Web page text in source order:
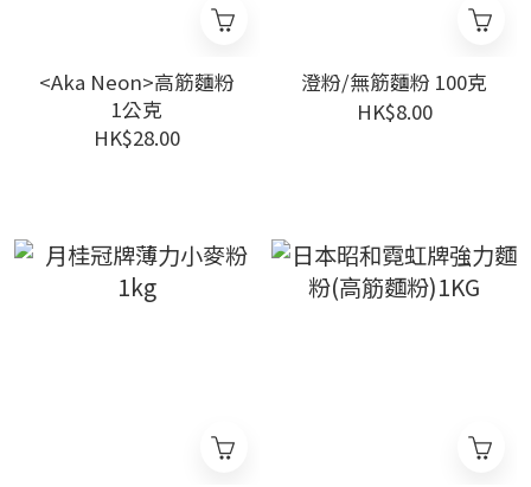
<Aka Neon>高筋麵粉
1公克
HK$28.00
澄粉/無筋麵粉 100克
HK$8.00